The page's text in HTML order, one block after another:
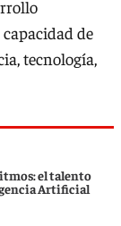
de
tecnología,
el talento
Artificial